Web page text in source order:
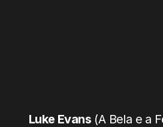
Luke Evans (A Bela e a